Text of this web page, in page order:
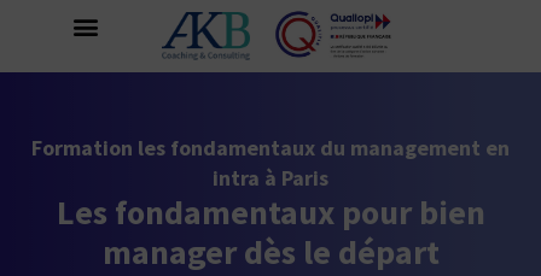
Formation les fondamentaux du management en
intra à Paris
Les fondamentaux pour bien
manager dès le départ